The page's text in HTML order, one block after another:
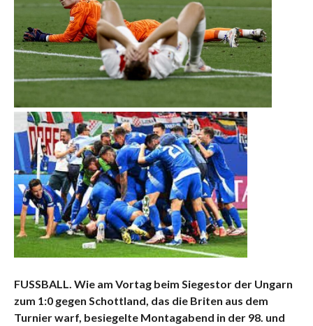
FUSSBALL. Wie am Vortag beim Siegestor der Ungarn
zum 1:0 gegen Schottland, das die Briten aus dem
Turnier warf, besiegelte Montagabend in der 98. und